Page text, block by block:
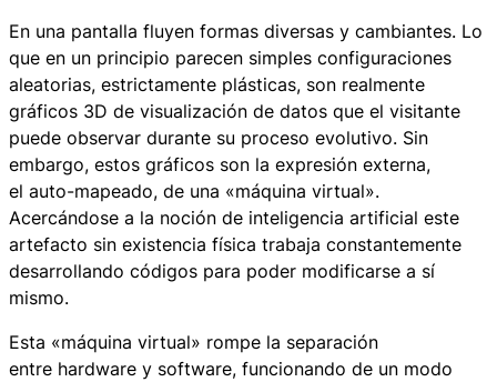
En una pantalla fluyen formas diversas y cambiantes. Lo
que en un principio parecen simples configuraciones
aleatorias, estrictamente plásticas, son realmente
gráficos 3D de visualización de datos que el visitante
puede observar durante su proceso evolutivo. Sin
embargo, estos gráficos son la expresión externa,
el auto-mapeado, de una «máquina virtual».
Acercándose a la noción de inteligencia artificial este
artefacto sin existencia física trabaja constantemente
desarrollando códigos para poder modificarse a sí
mismo.
Esta «máquina virtual» rompe la separación
entre hardware y software, funcionando de un modo